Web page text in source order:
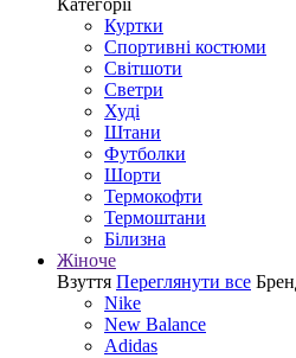
Категорії
Куртки
Спортивні костюми
Світшоти
Светри
Худі
Штани
Футболки
Шорти
Термокофти
Термоштани
Білизна
Жіноче
Взуття Переглянути все
Nike
New Balance
Adidas